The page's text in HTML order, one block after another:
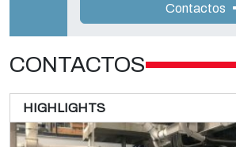
Contactos
CONTACTOS
HIGHLIGHTS